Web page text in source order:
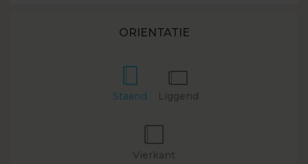
ORIENTATIE
Staand Liggend
Vierkant